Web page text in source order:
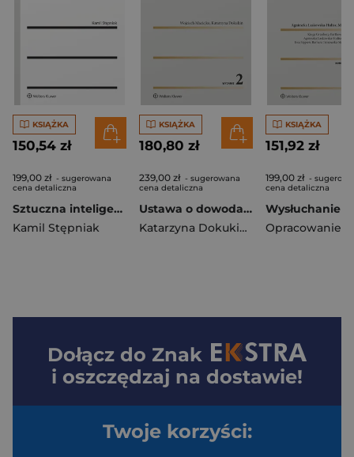
KSIĄŻKA
150,54 zł
199,00 zł - sugerowana
cena detaliczna
Sztuczna inteligencja a etyka prawnicza
Kamil Stępniak
KSIĄŻKA
180,80 zł
239,00 zł - sugerowana
cena detaliczna
Ustawa o dowodach osobistych. Komentarz
Katarzyna Dokukin
Maciejko
KSIĄŻKA
151,92 zł
199,00 zł -
cena detaliczna
Dołącz do Znak
i oszczędzaj na dostawie!
Twoje korzyści: